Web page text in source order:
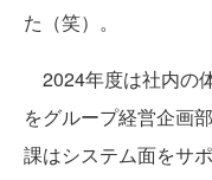
た（笑）。
2024年度は社内の
をグループ経営企画
課はシステム面をサ